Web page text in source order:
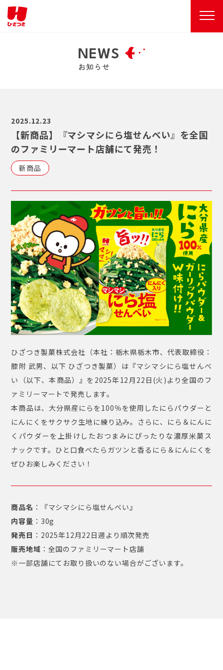
NEWS
お知らせ
2025.12.23
【新商品】『マシマシにら塩せんべい』を全国
のファミリーマート店舗にて発売！
新商品
ひざつき製菓株式会社（本社：栃⽊県栃⽊市、代表取締役：
膝附 武男、以下 ひざつき製菓）は『マシマシにら塩せんべ
い（以下、本商品）』を2025年12月22日(火)より全国のフ
ァミリーマートで発売します。
本商品は、大分県産にらを100％を使用したにらパウダーと
にんにくをサクサク生地に練り込み。さらに、にら＆にんに
くパウダーを上掛けしたおつまみにぴったりな濃厚米菓ス
ナックです。ひと口食べたらガツンと香るにら＆にんにくを
ぜひお楽しみください！
商品名 ：『マシマシにら塩せんべい』
内容量 ：30g
発売⽇ ：2025年12⽉22⽇週より順次発売
販売地域 ：全国のファミリーマート店舗
※⼀部店舗にてお取り扱いのない場合がございます。